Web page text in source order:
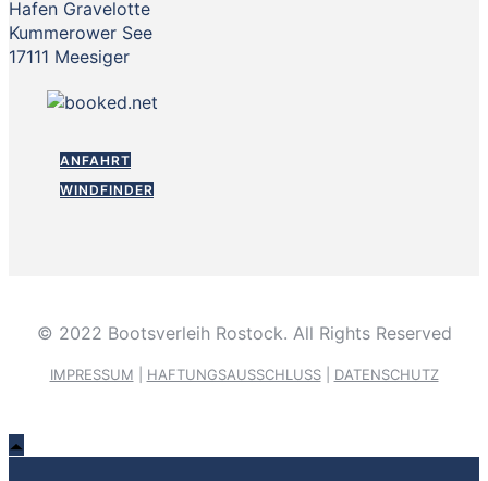
Hafen Gravelotte
Kummerower See
17111 Meesiger
ANFAHRT
WINDFINDER
© 2022 Bootsverleih Rostock. All Rights Reserved
IMPRESSUM HAFTUNGSAUSSCHLUSS| DATENSCHUTZ